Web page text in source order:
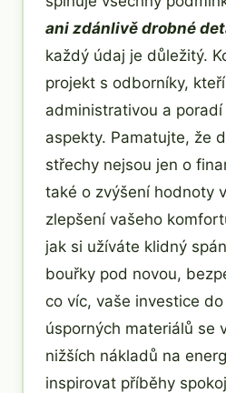
ani zdánlivě drobné
každý údaj je důležitý.
projekt s odborníky,
administrativou a
aspekty. Pamatujte, že
střechy nejsou jen o
také o zvýšení hodnoty
zlepšení vašeho
jak si užíváte klidný
bouřky pod novou,
co víc, vaše investice
úsporných materiálů se
nižších nákladů na
inspirovat příběhy